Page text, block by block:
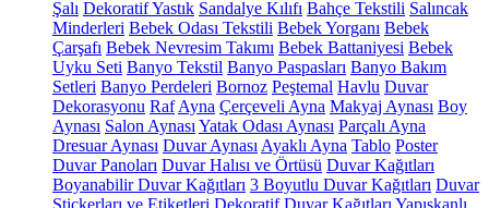
Şalı Dekoratif Yastık Sandalye Kılıfı Bahçe Tekstili Salıncak
Minderleri Bebek Odası Tekstili Bebek Yorganı Bebek
Çarşafı Bebek Nevresim Takımı Bebek Battaniyesi Bebek
Uyku Seti Banyo Tekstil Banyo Paspasları Banyo Bakım
Setleri Banyo Perdeleri Bornoz Peştemal Havlu Duvar
Dekorasyonu Raf Ayna Çerçeveli Ayna Makyaj Aynası Boy
Aynası Salon Aynası Yatak Odası Aynası Parçalı Ayna
Dresuar Aynası Duvar Aynası Ayaklı Ayna Tablo Poster
Duvar Panoları Duvar Halısı ve Örtüsü Duvar Kağıtları
Boyanabilir Duvar Kağıtları 3 Boyutlu Duvar Kağıtları Duvar
Stickerları ve Etiketleri Dekoratif Duvar Kağıtları Yapışkanlı